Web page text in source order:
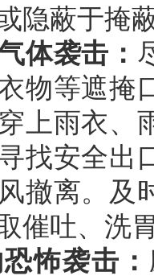
隐蔽于掩
体袭击：
物等遮掩
上雨衣、
找安全出
撤离。及
催吐、洗
怖袭击：